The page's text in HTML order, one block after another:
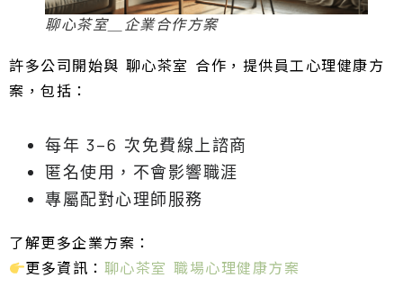
聊心茶室＿企業合作方案
許多公司開始與 聊心茶室 合作，提供員工心理健康方
案，包括：
每年 3–6 次免費線上諮商
匿名使用，不會影響職涯
專屬配對心理師服務
了解更多企業方案：
更多資訊： 聊心茶室 職場心理健康方案